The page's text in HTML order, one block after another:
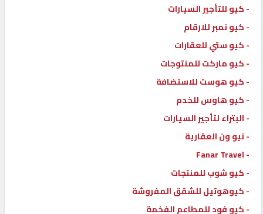
الدليل
القطري
POWERED
QHOST
- كيو للتأجير السيارات
- كيو نمبر للارقام
- كيو ستي للعقارات
- كيو ماركت للمنتوجات
- كيو هوست للاستضافة
- كيو هاوس للخدم
- البتراء لتأجير السيارات
- نيو ون العقارية
- Fanar Travel
- كيو شوب للمنتجات
- كيوهوتيل للشقق المفروشة
- كيو فود للمطاعم الفخمة